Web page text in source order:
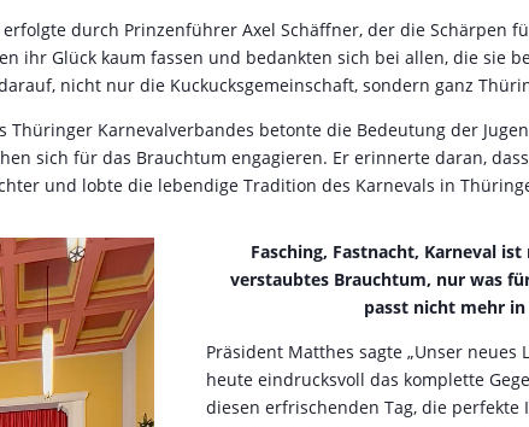
durch Prinzenführer Axel Schäffner, der die Schärpen
ihr Glück kaum fassen und bedankten sich bei allen, die sie
nicht nur die Kuckucksgemeinschaft, sondern ganz
Thüringer Karnevalverbandes betonte die Bedeutung der
sich für das Brauchtum engagieren. Er erinnerte daran,
und lobte die lebendige Tradition des Karnevals in
Fasching, Fastnacht, Karneval
verstaubtes Brauchtum, nur was
passt nicht mehr in
Präsident Matthes sagte „Unser neues
heute eindrucksvoll das komplette
diesen erfrischenden Tag, die